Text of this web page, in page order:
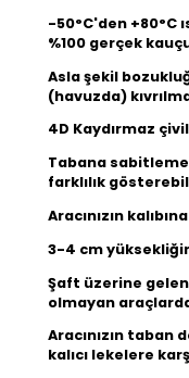
-50°C'den +80°C
%100 gerçek
Asla şekil
(havuzda)
4D Kaydırmaz
Tabana
farklılık
Aracınızın
3-4 cm
Şaft üzerine
olmayan
Aracınızın
kalıcı lekelere